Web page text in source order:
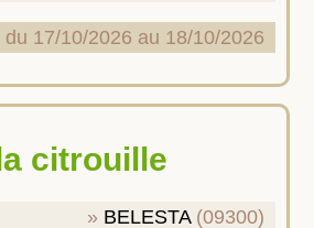
du 17/10/2026 au 18/10/2026
la citrouille
BELESTA(09300)